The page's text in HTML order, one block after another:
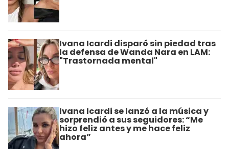
Ivana Icardi disparó sin piedad tras
la defensa de Wanda Nara en LAM:
"Trastornada mental"
Ivana Icardi se lanzó a la música y
sorprendió a sus seguidores: “Me
hizo feliz antes y me hace feliz
ahora”